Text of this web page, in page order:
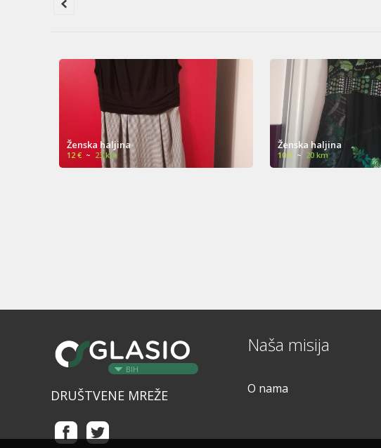
Ženska haljina
10 € ~ 20 km
Suknja - pantalone
30 € ~ 59 km
BIH
DRUŠTVENE MREŽE
Naša misija
O nama